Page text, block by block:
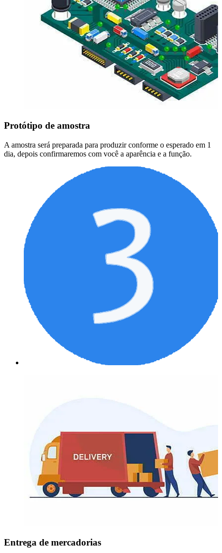
Protótipo de amostra
A amostra será preparada para produzir conforme o esperado em 1
dia, depois confirmaremos com você a aparência e a função.
Entrega de mercadorias